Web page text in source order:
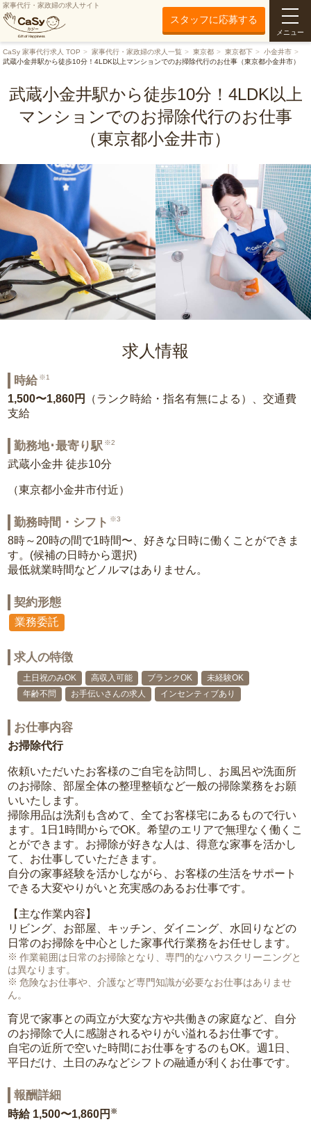
家事代行・家政婦の求人サイト
スタッフに応募する
メニュー
CaSy 家事代行求人 TOP 家事代行・家政婦の求人一覧 東京都 東京都下
小金井市
武蔵小金井駅から徒歩10分！4LDK以上マンションでのお掃除代行のお仕事（東京都小金井市）
武蔵小金井駅から徒歩10分！4LDK以上
マンションでのお掃除代行のお仕事
（東京都小金井市）
求人情報
時給 ※1
1,500〜1,860円
（ランク時給・指名有無による）、交通費
支給
勤務地･最寄り駅 ※2
武蔵小金井 徒歩10分
（東京都小金井市付近）
勤務時間・シフト ※3
8時～20時の間で1時間〜、好きな日時に働くことができま
す。(候補の日時から選択)
最低就業時間などノルマはありません。
契約形態
業務委託
求人の特徴
土日祝のみOK 高収入可能 ブランクOK
未経験OK
年齢不問
お手伝いさんの求人 インセンティブあり
お仕事内容
お掃除代行
依頼いただいたお客様のご自宅を訪問し、お風呂や洗面所
のお掃除、部屋全体の整理整頓など一般の掃除業務をお願
いいたします。
掃除用品は洗剤も含めて、全てお客様宅にあるもので行い
ます。1日1時間からでOK。希望のエリアで無理なく働くこ
とができます。お掃除が好きな人は、得意な家事を活かし
て、お仕事していただきます。
自分の家事経験を活かしながら、お客様の生活をサポート
できる大変やりがいと充実感のあるお仕事です。
【主な作業内容】
リビング、お部屋、キッチン、ダイニング、水回りなどの
日常のお掃除を中心とした家事代行業務をお任せします。
作業範囲は日常のお掃除となり、専門的なハウスクリーニングと
は異なります。
危険なお仕事や、介護など専門知識が必要なお仕事はありませ
ん。
育児で家事との両立が大変な方や共働きの家庭など、自分
のお掃除で人に感謝されるやりがい溢れるお仕事です。
自宅の近所で空いた時間にお仕事をするのもOK。週1日、
平日だけ、土日のみなどシフトの融通が利くお仕事です。
報酬詳細
時給 1,500〜1,860円 ※